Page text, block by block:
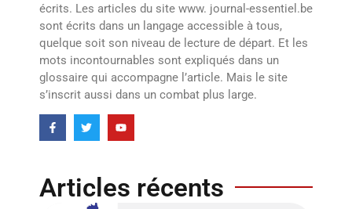
écrits. Les articles du site www. journal-essentiel.be
sont écrits dans un langage accessible à tous,
quelque soit son niveau de lecture de départ. Et les
mots incontournables sont expliqués dans un
glossaire qui accompagne l’article. Mais le site
s’inscrit aussi dans un combat plus large.
Articles récents